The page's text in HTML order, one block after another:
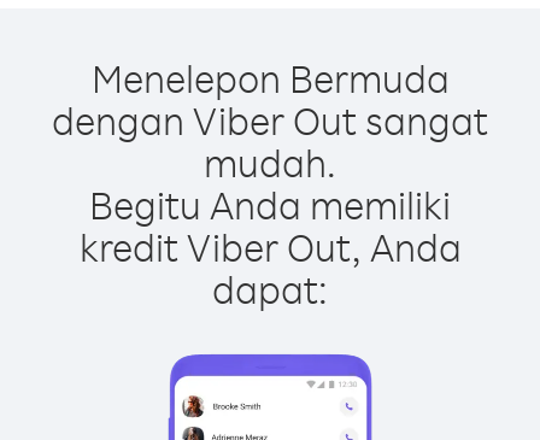
Menelepon Bermuda
dengan Viber Out sangat
mudah.
Begitu Anda memiliki
kredit Viber Out, Anda
dapat: